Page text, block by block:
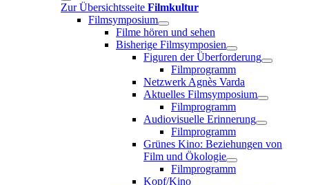
Zur Übersichtsseite Filmkultur
Filmsymposium
Filme hören und sehen
Bisherige Filmsymposien
Figuren der Überforderung
Filmprogramm
Netzwerk Agnès Varda
Aktuelles Filmsymposium
Filmprogramm
Audiovisuelle Erinnerung
Filmprogramm
Grünes Kino: Beziehungen von
Film und Ökologie
Filmprogramm
Kopf/Kino